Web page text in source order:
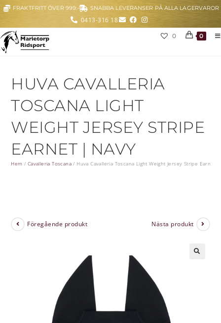
FRAKTFRITT ÖVER 999:- SNABBA LEVERANSER PÅ ALLA LAGERVAROR
0413-316 18
0 0
HUVA CAVALLERIA
TOSCANA LIGHT
WEIGHT JERSEY STRIPE
EARNET | NAVY
Hem / Cavalleria Toscana / Huva Cavalleria Toscana Light Weight Jersey Stripe Earnet |
Föregående produkt Nästa produkt